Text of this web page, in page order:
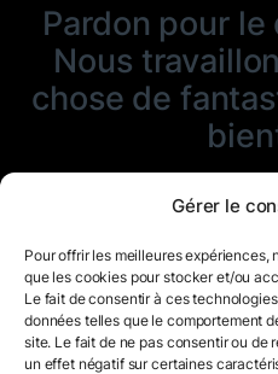
Gérer le
Pour offrir les meilleures
que les cookies pour stocker et/ou
Le fait de consentir à ces
données telles que le comportement
site. Le fait de ne pas consentir ou de
un effet négatif sur certaines
Pardon pour
Nous
chose de